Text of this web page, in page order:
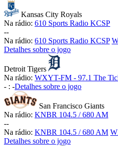
Kansas City Royals
Na rádio: 610 Sports Radio KCSP
--
Na rádio: 610 Sports Radio KCSP
Detalhes sobre o jogo
Detroit Tigers
Na rádio: WXYT-FM - 97.1 The
- : -Detalhes sobre o jogo
San Francisco Giants
Na rádio: KNBR 104.5 / 680 AM
--
Na rádio: KNBR 104.5 / 680 AM
Detalhes sobre o jogo